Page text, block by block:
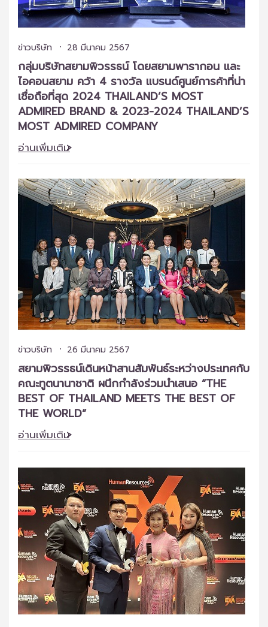
ข่าวบริษัท 28 มีนาคม 2567
กลุ่มบริษัทสยามพิวรรธน์ โดยสยามพารากอน และ
ไอคอนสยาม คว้า 4 รางวัล แบรนด์ศูนย์การค้าที่น่า
เชื่อถือที่สุด 2024 THAILAND’S MOST
ADMIRED BRAND & 2023-2024 THAILAND’S
MOST ADMIRED COMPANY
อ่านเพิ่มเติม
ข่าวบริษัท 26 มีนาคม 2567
สยามพิวรรธน์เดินหน้าสานสัมพันธ์ระหว่างประเทศกับ
คณะทูตนานาชาติ ผนึกกำลังร่วมนำเสนอ “THE
BEST OF THAILAND MEETS THE BEST OF
THE WORLD”
อ่านเพิ่มเติม